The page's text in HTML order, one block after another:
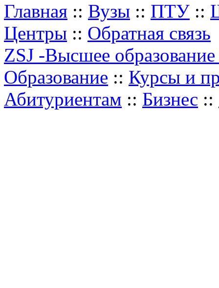
Главная :: Вузы :: ПТУ ::
Центры :: Обратная связь
ZSJ -Высшее
Образование :: Курсы и
Абитуриентам :: Бизнес ::